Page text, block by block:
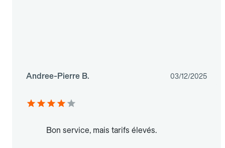
Andree-Pierre B. 03/12/2025
Bon service, mais tarifs élevés.